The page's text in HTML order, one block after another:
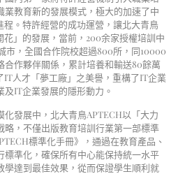
業教育新的發展模式，極大的加速了中
程。特許經營的成功運營，讓北大青鳥
」的發展，當前， 200余家授權培訓中
市，全國合作院校超過800所，同10000
合作夥伴關係，累計培養和輸送80餘萬
IT人才「夢工廠」之美譽，重構了IT企業
及IT企業發展的隱形動力。
化發展中，北大青鳥APTECH以「大力
略，不僅出版教育培訓行業第一部標準
標準化手冊》，通過在教育產品、
標準化，確保所有中心能保持統一水平
學達到最佳效果，從而保證學生順利就